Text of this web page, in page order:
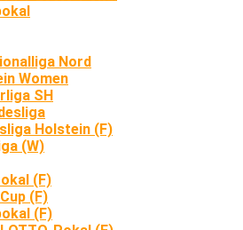
Nord
Women
SH
Holstein (F)
(W)
(F)
(F)
(F)